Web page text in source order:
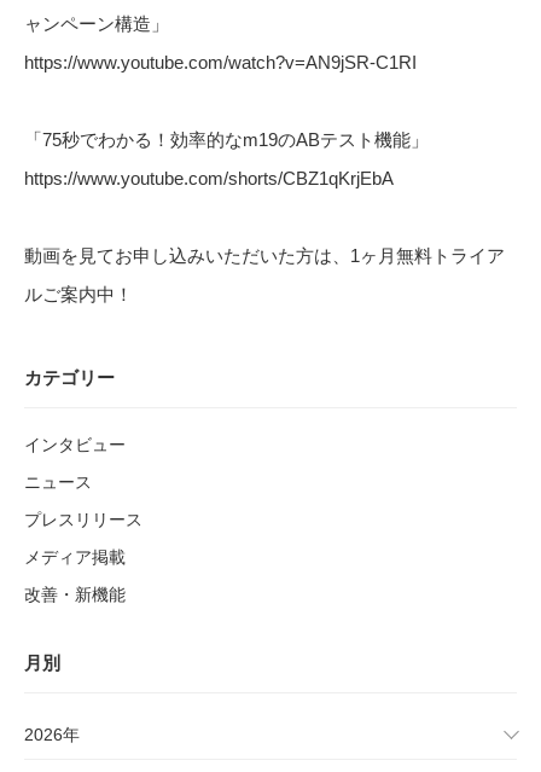
ャンペーン構造」
https://www.youtube.com/watch?v=AN9jSR-C1RI
「75秒でわかる！効率的なm19のABテスト機能」
https://www.youtube.com/shorts/CBZ1qKrjEbA
動画を見てお申し込みいただいた方は、1ヶ月無料トライア
ルご案内中！
カテゴリー
インタビュー
ニュース
プレスリリース
メディア掲載
改善・新機能
月別
2026年